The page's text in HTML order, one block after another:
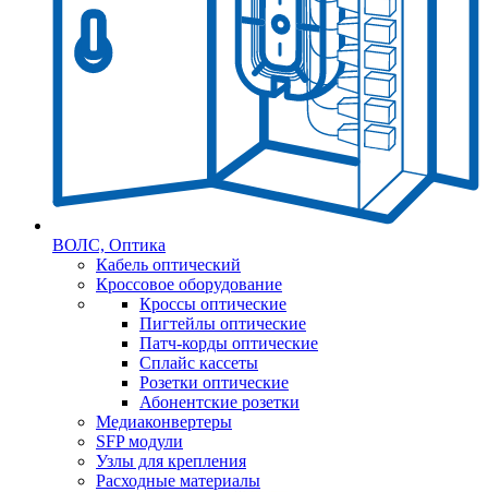
ВОЛС, Оптика
Кабель оптический
Кроссовое оборудование
Кроссы оптические
Пигтейлы оптические
Патч-корды оптические
Сплайс кассеты
Розетки оптические
Абонентские розетки
Медиаконвертеры
SFP модули
Узлы для крепления
Расходные материалы